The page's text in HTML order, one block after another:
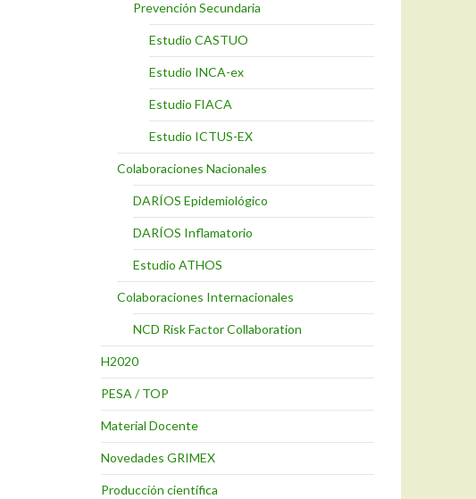
Prevención Secundaria
Estudio CASTUO
Estudio INCA-ex
Estudio FIACA
Estudio ICTUS-EX
Colaboraciones Nacionales
DARÍOS Epidemiológico
DARÍOS Inflamatorio
Estudio ATHOS
Colaboraciones Internacionales
NCD Risk Factor Collaboration
H2020
PESA / TOP
Material Docente
Novedades GRIMEX
Producción científica